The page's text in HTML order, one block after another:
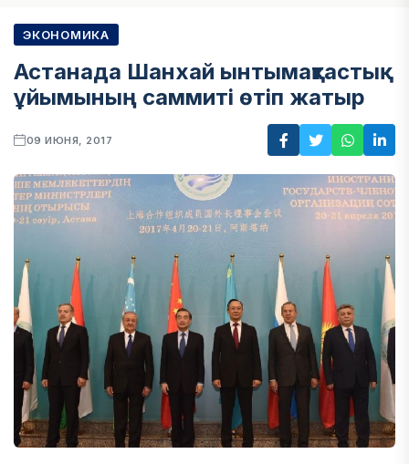
ЭКОНОМИКА
Астанада Шанхай ынтымақтастық
ұйымының саммиті өтіп жатыр
09 ИЮНЯ, 2017